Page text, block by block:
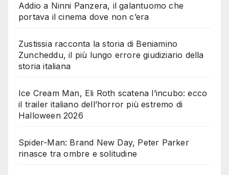
Addio a Ninni Panzera, il galantuomo che
portava il cinema dove non c’era
Zustissia racconta la storia di Beniamino
Zuncheddu, il più lungo errore giudiziario della
storia italiana
Ice Cream Man, Eli Roth scatena l’incubo: ecco
il trailer italiano dell’horror più estremo di
Halloween 2026
Spider-Man: Brand New Day, Peter Parker
rinasce tra ombre e solitudine